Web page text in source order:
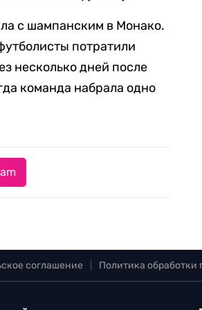
с шампанским в Монако.
потратили
несколько дней после
команда набрала одно
соглашение Политика